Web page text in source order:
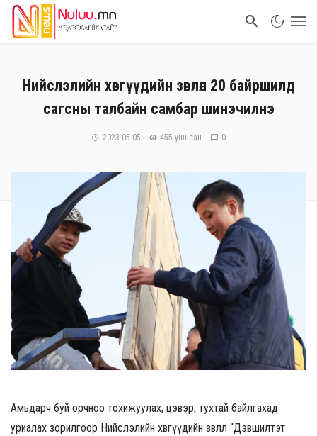
Нийслэлийн хөвгүүдийн зөвлөл 20 байршилд
сагсны талбайн самбар шинэчилнэ
2023-05-05 455 уншсан 0
Амьдарч буй орчноо тохижуулах, цэвэр, тухтай байлгахад
уриалах зорилгоор Нийслэлийн хөвгүүдийн зөвлөл “Дэвшилтэт